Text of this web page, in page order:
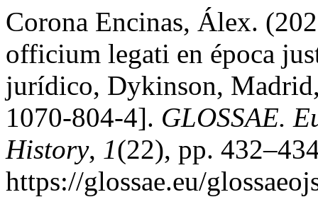
Corona Encinas, Álex.
officium legati en época
jurídico, Dykinson,
1070-804-4]. GLOSSAE.
History, 1(22), pp.
https://glossae.eu/